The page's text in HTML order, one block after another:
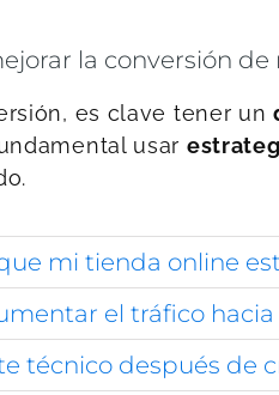
la conversión
es clave tener un
usar
mi tienda online
el tráfico
técnico después de